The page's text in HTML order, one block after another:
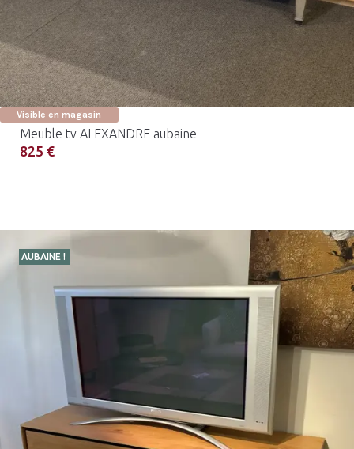
Visible en magasin
Meuble tv ALEXANDRE aubaine
825 €
AUBAINE !